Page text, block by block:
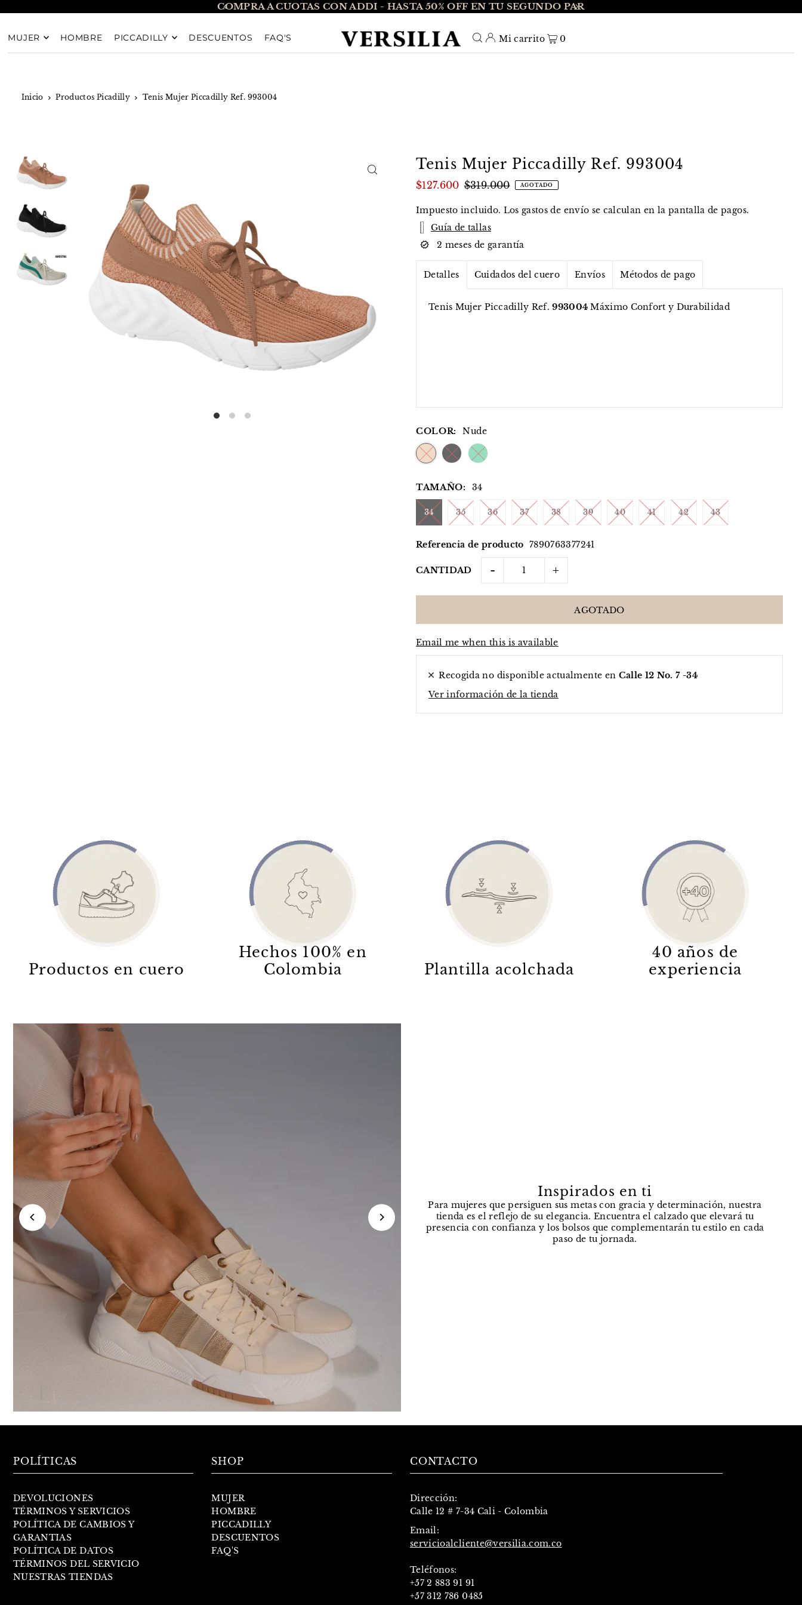
TRANSLATION MISSING: ES.ACCESSIBILITY.SKIP_TO_TEXT
COMPRA A CUOTAS CON ADDI - HASTA 50% OFF EN TU SEGUNDO PAR
MUJER HOMBRE PICCADILLY DESCUENTOS FAQ'S Mi carrito 0
Inicio Productos Picadilly Tenis Mujer Piccadilly Ref. 993004
Tenis Mujer Piccadilly Ref. 993004
$127.600 $319.000 AGOTADO
Impuesto incluido. Los gastos de envío se calculan en la pantalla de pagos.
Guía de tallas
2 meses de garantía
Detalles Cuidados del cuero Envíos Métodos de pago
Tenis Mujer Piccadilly Ref.993004 Máximo Confort y Durabilidad
COLOR: Nude
TAMAÑO: 34
34 35 36 37 38 39 40 41 42 43
Referencia de producto 7890763377241
CANTIDAD - +
Email me when this is available
Recogida no disponible actualmente en Calle 12 No. 7 -34
Ver información de la tienda
Productos en cuero
Hechos 100% en
Colombia
Plantilla acolchada
40 años de
experiencia
Inspirados en ti
Para mujeres que persiguen sus metas con gracia y determinación, nuestra
tienda es el reflejo de su elegancia. Encuentra el calzado que elevará tu
presencia con confianza y los bolsos que complementarán tu estilo en cada
paso de tu jornada.
POLÍTICAS
DEVOLUCIONES
TÉRMINOS Y SERVICIOS
POLÍTICA DE CAMBIOS Y
GARANTIAS
POLÍTICA DE DATOS
TÉRMINOS DEL SERVICIO
NUESTRAS TIENDAS
SHOP
MUJER
HOMBRE
PICCADILLY
DESCUENTOS
FAQ'S
CONTACTO
Dirección:
Calle 12 # 7-34 Cali - Colombia
Email:
servicioalcliente@versilia.com.co
Teléfonos:
+57 2 883 91 91
+57 312 786 0485